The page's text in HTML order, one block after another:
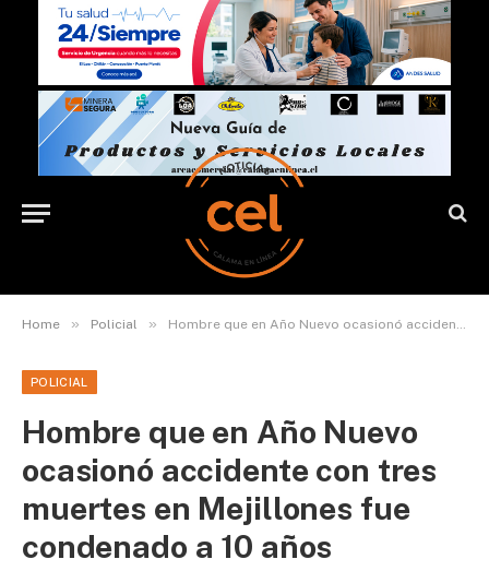
Home » Policial » Hombre que en Año Nuevo ocasionó accidente con tres muertes en Mejillones fue condenado a 10 años
POLICIAL
Hombre que en Año Nuevo
ocasionó accidente con tres
muertes en Mejillones fue
condenado a 10 años